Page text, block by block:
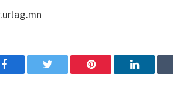
Facebook Twitter Pinterest LinkedIn